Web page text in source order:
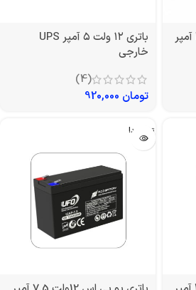
باتری یو پی اس 6 ولت 4.5 آمپر
باتری ۱۲ ولت ۵ آمپر UPS
خارجی
(4)
تومان
تمام شد!